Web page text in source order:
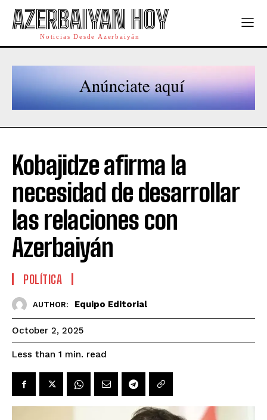
AZERBAIYAN HOY
Noticias Desde Azerbaiyán
Kobajidze afirma la
necesidad de desarrollar
las relaciones con
Azerbaiyán
POLÍTICA
AUTHOR: Equipo Editorial
October 2, 2025
Less than 1 min. read